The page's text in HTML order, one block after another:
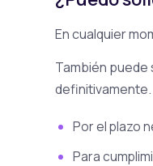
En cualquier
También puede
Por el plazo
Para